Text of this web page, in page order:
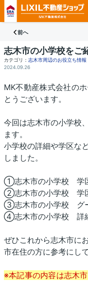
前へ
志木市の小学校をご
カテゴリ： 志木市周辺のお役立ち情報
2024.09.26
MK不動産株式会社の
とうございます。
今回は志木市の小学校
ます。
小学校の詳細や学区な
しました。
①志木市の小学校 学
②志木市の小学校 学
③志木市の小学校 グ
④志木市の小学校 詳
ぜひこれから志木市に
市在住の方に参考にし
※本記事の内容は志木